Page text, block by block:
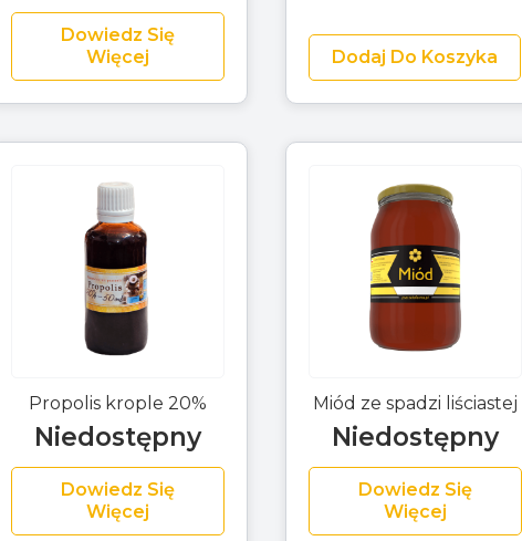
Dowiedz Się
Więcej
Dodaj Do Koszyka
Propolis krople 20%
Niedostępny
Dowiedz Się
Więcej
Miód ze spadzi liściastej
Niedostępny
Dowiedz Się
Więcej